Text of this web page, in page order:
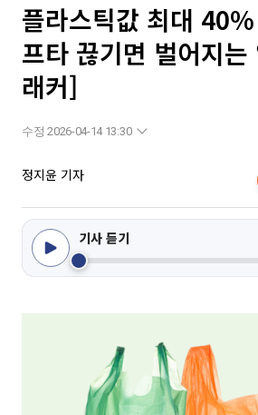
플라스틱값 최대
프타 끊기면 벌어지
래커]
수정 2026-04-14 13:30
정지윤 기자
기사 듣기